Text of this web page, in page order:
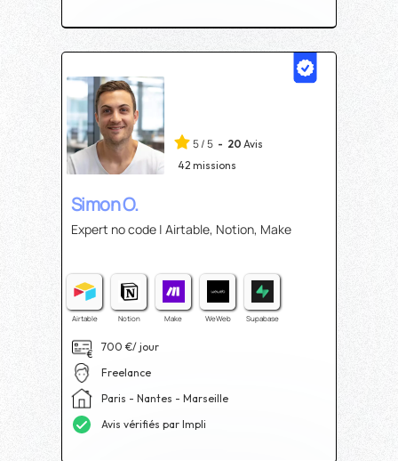
5/5 - 20 Avis
42 missions
Simon O.
Expert no code | Airtable, Notion, Make
Airtable Notion Make WeWeb Supabase
700 €/ jour
Freelance
Paris - Nantes - Marseille
Avis vérifiés par Impli